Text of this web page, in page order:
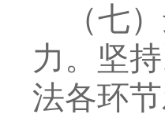
（七）
力。 坚
法各环